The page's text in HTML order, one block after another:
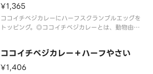
¥1,365
ココイチベジカレーにハーフスクランブルエッグを
トッピング。◎ココイチベジカレーとは、動物由来
ココイチベジカレー＋ハーフやさい
¥1,406